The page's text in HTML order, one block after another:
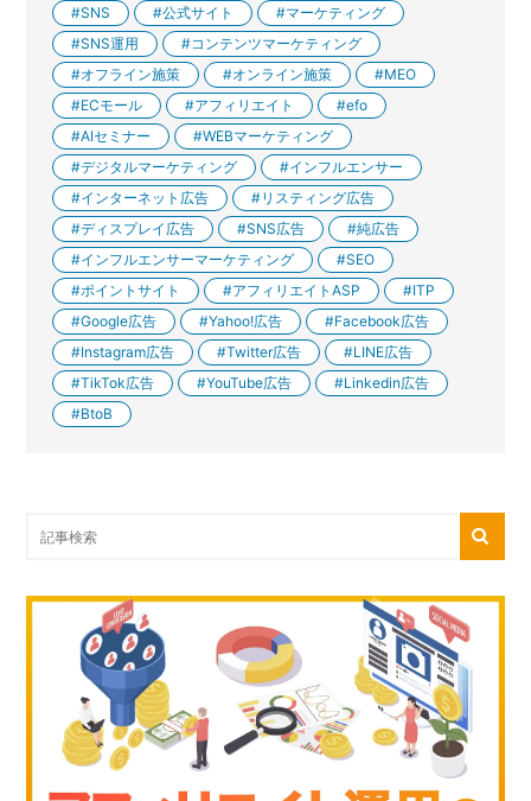
SNS
公式サイト
マーケティング
SNS運用
コンテンツマーケティング
オフライン施策
オンライン施策
MEO
ECモール
アフィリエイト
efo
AIセミナー
WEBマーケティング
デジタルマーケティング
インフルエンサー
インターネット広告
リスティング広告
ディスプレイ広告
SNS広告
純広告
インフルエンサーマーケティング
SEO
ポイントサイト
アフィリエイトASP
ITP
Google広告
Yahoo!広告
Facebook広告
Instagram広告
Twitter広告
LINE広告
TikTok広告
YouTube広告
Linkedin広告
BtoB